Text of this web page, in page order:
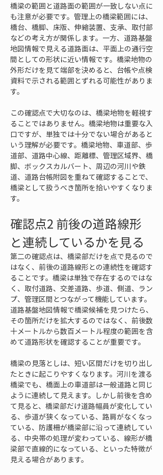
橋梁の範囲と道路面の範囲が一致しない点に
も注意が必要です。管理上の橋梁範囲には、
橋台、橋脚、床版、伸縮装置、支承、取付部
などの考え方が関係します。一方、道路基盤
地図情報で見える道路面は、平面上の通行空
間としての形状に近い情報です。橋梁地物の
外形だけを見て端部を決めると、台帳や点検
資料で示される範囲とずれる可能性がありま
す。
この確認点で大切なのは、橋梁地物を軽視す
ることではありません。橋梁地物は重要な入
口ですが、単独では十分でない場合があると
いう理解が必要です。橋梁地物、車道部、歩
道部、道路中心線、距離標、管理区域界、橋
脚、ボックスカルバート、周辺の河川や鉄
道、道路台帳附図を重ねて確認することで、
橋梁として扱うべき箇所を拾いやすくなりま
す。
確認点2 前後の道路線形
と連続しているかを見る
第二の確認点は、橋梁部だけを点で見るので
はなく、前後の道路線形との連続性を確認す
ることです。橋梁は単独で存在するのではな
く、取付道路、交差道路、歩道、側道、ラン
プ、管理区間とつながって機能しています。
道路基盤地図情報で橋梁候補を見つけたら、
その箇所だけを拡大するのではなく、前後数
十メートルから数百メートル程度の範囲を含
めて道路形状を確認することが重要です。
橋梁の見落としは、短い区間だけを切り出し
たときに起こりやすくなります。河川を渡る
橋梁でも、橋面上の車道部は一般道路と同じ
ように連続して見えます。しかし前後を含め
て見ると、橋梁部だけ道路幅員が変化してい
る、歩道が狭くなっている、路肩がなくなっ
ている、防護柵が橋梁部に沿って連続してい
る、中央帯の処理が変わっている、線形が橋
梁部で直線的になっている、といった特徴が
見える場合があります。